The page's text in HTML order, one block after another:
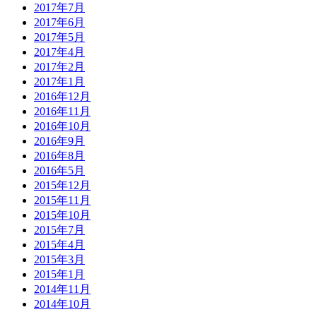
2017年7月
2017年6月
2017年5月
2017年4月
2017年2月
2017年1月
2016年12月
2016年11月
2016年10月
2016年9月
2016年8月
2016年5月
2015年12月
2015年11月
2015年10月
2015年7月
2015年4月
2015年3月
2015年1月
2014年11月
2014年10月